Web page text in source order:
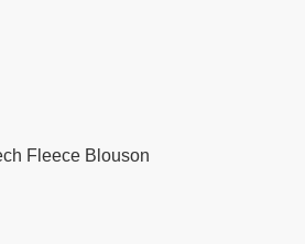
Fleece Blouson